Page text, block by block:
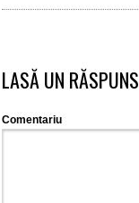
LASĂ UN RĂSPUNS
Comentariu